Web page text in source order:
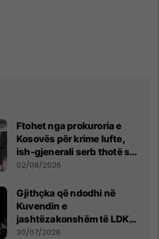
Ftohet nga prokuroria e
Kosovës për krime lufte,
ish-gjenerali serb thotë se
dikush e tradhtoi në
02/08/2026
Gjithçka që ndodhi në
Kuvendin e
jashtëzakonshëm të LDK-
së
30/07/2026